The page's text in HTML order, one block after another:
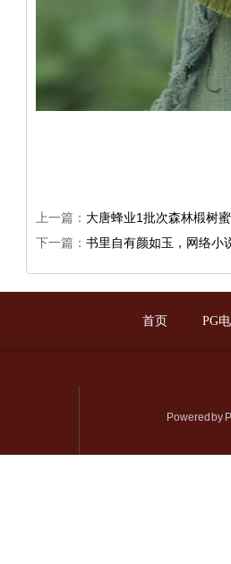
上一篇： 大唐蜂业1批次森林椴树
下一篇： 书里自有颜如玉，网络小
首页 PG
Powered by